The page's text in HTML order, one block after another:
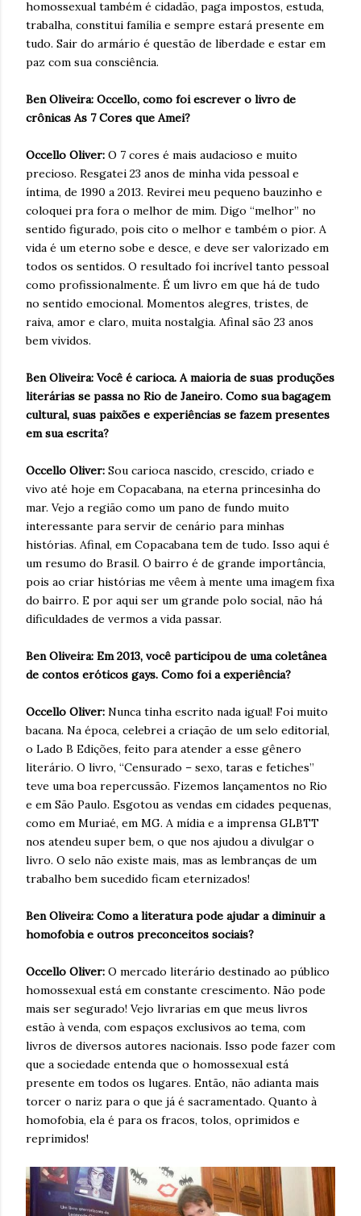
homossexual também é cidadão, paga impostos, estuda,
trabalha, constitui família e sempre estará presente em
tudo. Sair do armário é questão de liberdade e estar em
paz com sua consciência.
Ben Oliveira: Occello, como foi escrever o livro de
crônicas As 7 Cores que Amei?
Occello Oliver: O 7 cores é mais audacioso e muito
precioso. Resgatei 23 anos de minha vida pessoal e
íntima, de 1990 a 2013. Revirei meu pequeno bauzinho e
coloquei pra fora o melhor de mim. Digo “melhor” no
sentido figurado, pois cito o melhor e também o pior. A
vida é um eterno sobe e desce, e deve ser valorizado em
todos os sentidos. O resultado foi incrível tanto pessoal
como profissionalmente. É um livro em que há de tudo
no sentido emocional. Momentos alegres, tristes, de
raiva, amor e claro, muita nostalgia. Afinal são 23 anos
bem vividos.
Ben Oliveira: Você é carioca. A maioria de suas produções
literárias se passa no Rio de Janeiro. Como sua bagagem
cultural, suas paixões e experiências se fazem presentes
em sua escrita?
Occello Oliver: Sou carioca nascido, crescido, criado e
vivo até hoje em Copacabana, na eterna princesinha do
mar. Vejo a região como um pano de fundo muito
interessante para servir de cenário para minhas
histórias. Afinal, em Copacabana tem de tudo. Isso aqui é
um resumo do Brasil. O bairro é de grande importância,
pois ao criar histórias me vêem à mente uma imagem fixa
do bairro. E por aqui ser um grande polo social, não há
dificuldades de vermos a vida passar.
Ben Oliveira: Em 2013, você participou de uma coletânea
de contos eróticos gays. Como foi a experiência?
Occello Oliver: Nunca tinha escrito nada igual! Foi muito
bacana. Na época, celebrei a criação de um selo editorial,
o Lado B Edições, feito para atender a esse gênero
literário. O livro, “Censurado – sexo, taras e fetiches”
teve uma boa repercussão. Fizemos lançamentos no Rio
e em São Paulo. Esgotou as vendas em cidades pequenas,
como em Muriaé, em MG. A mídia e a imprensa GLBTT
nos atendeu super bem, o que nos ajudou a divulgar o
livro. O selo não existe mais, mas as lembranças de um
trabalho bem sucedido ficam eternizados!
Ben Oliveira: Como a literatura pode ajudar a diminuir a
homofobia e outros preconceitos sociais?
Occello Oliver: O mercado literário destinado ao público
homossexual está em constante crescimento. Não pode
mais ser segurado! Vejo livrarias em que meus livros
estão à venda, com espaços exclusivos ao tema, com
livros de diversos autores nacionais. Isso pode fazer com
que a sociedade entenda que o homossexual está
presente em todos os lugares. Então, não adianta mais
torcer o nariz para o que já é sacramentado. Quanto à
homofobia, ela é para os fracos, tolos, oprimidos e
reprimidos!